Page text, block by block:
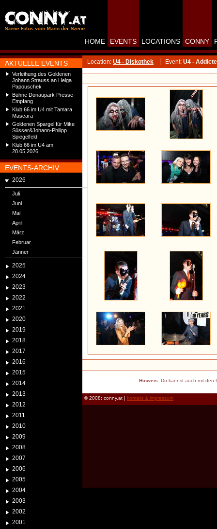
AKTUELLE EVENTS
Verleihung des Goldenen
Johann Strauss an Helga
Papouschek
Bühne Donaupark Presse-
Empfang
Klub 66 im U4 mit Tamara
Mascara
Goldenen Spargel für Mike
Süsser&Johann-Philipp
Spiegelfeld
Klub 66 im U4 am
28.05.2026
EVENTS-ARCHIV
2026
Juli
Juni
Mai
April
März
Februar
Jänner
2025
2024
2023
2022
2021
2020
2019
2018
2017
2016
2015
2014
2013
2012
2011
2010
2009
2008
2007
2006
2005
2004
2003
2002
2001
HOME EVENTS LOCATIONS CONNY
Location: U4 - Diskothek Event: U4 -
Hinweis:Du kannst auch mit den
© 2008: conny.at | kontakt & impressum